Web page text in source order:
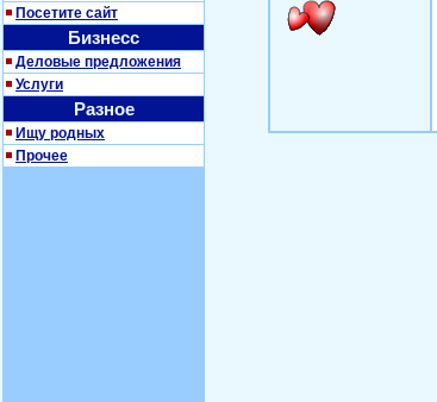
Посетите сайт
Бизнесс
Деловые предложения
Услуги
Разное
Ищу родных
Прочее